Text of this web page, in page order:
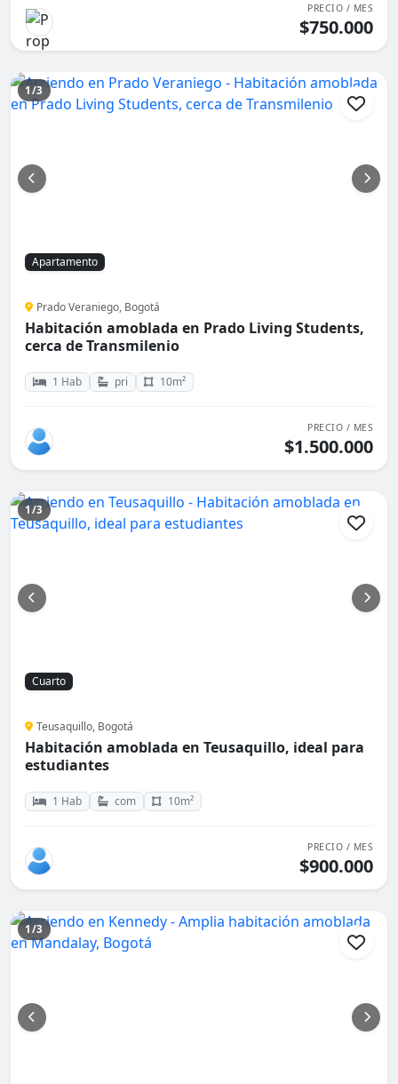
PRECIO / MES
$750.000
1/3
Apartamento
Prado Veraniego, Bogotá
Habitación amoblada en Prado Living Students,
cerca de Transmilenio
1 Hab pri 10m²
PRECIO / MES
$1.500.000
1/3
Cuarto
Teusaquillo, Bogotá
Habitación amoblada en Teusaquillo, ideal para
estudiantes
1 Hab com 10m²
PRECIO / MES
$900.000
1/3